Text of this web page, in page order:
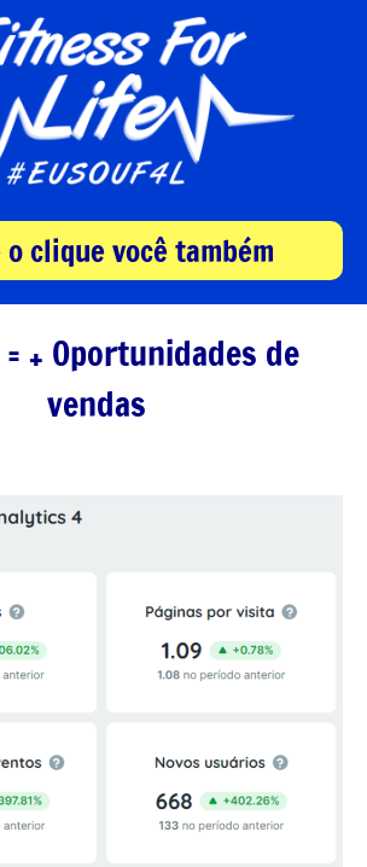
clique você também
= + Oportunidades de
vendas